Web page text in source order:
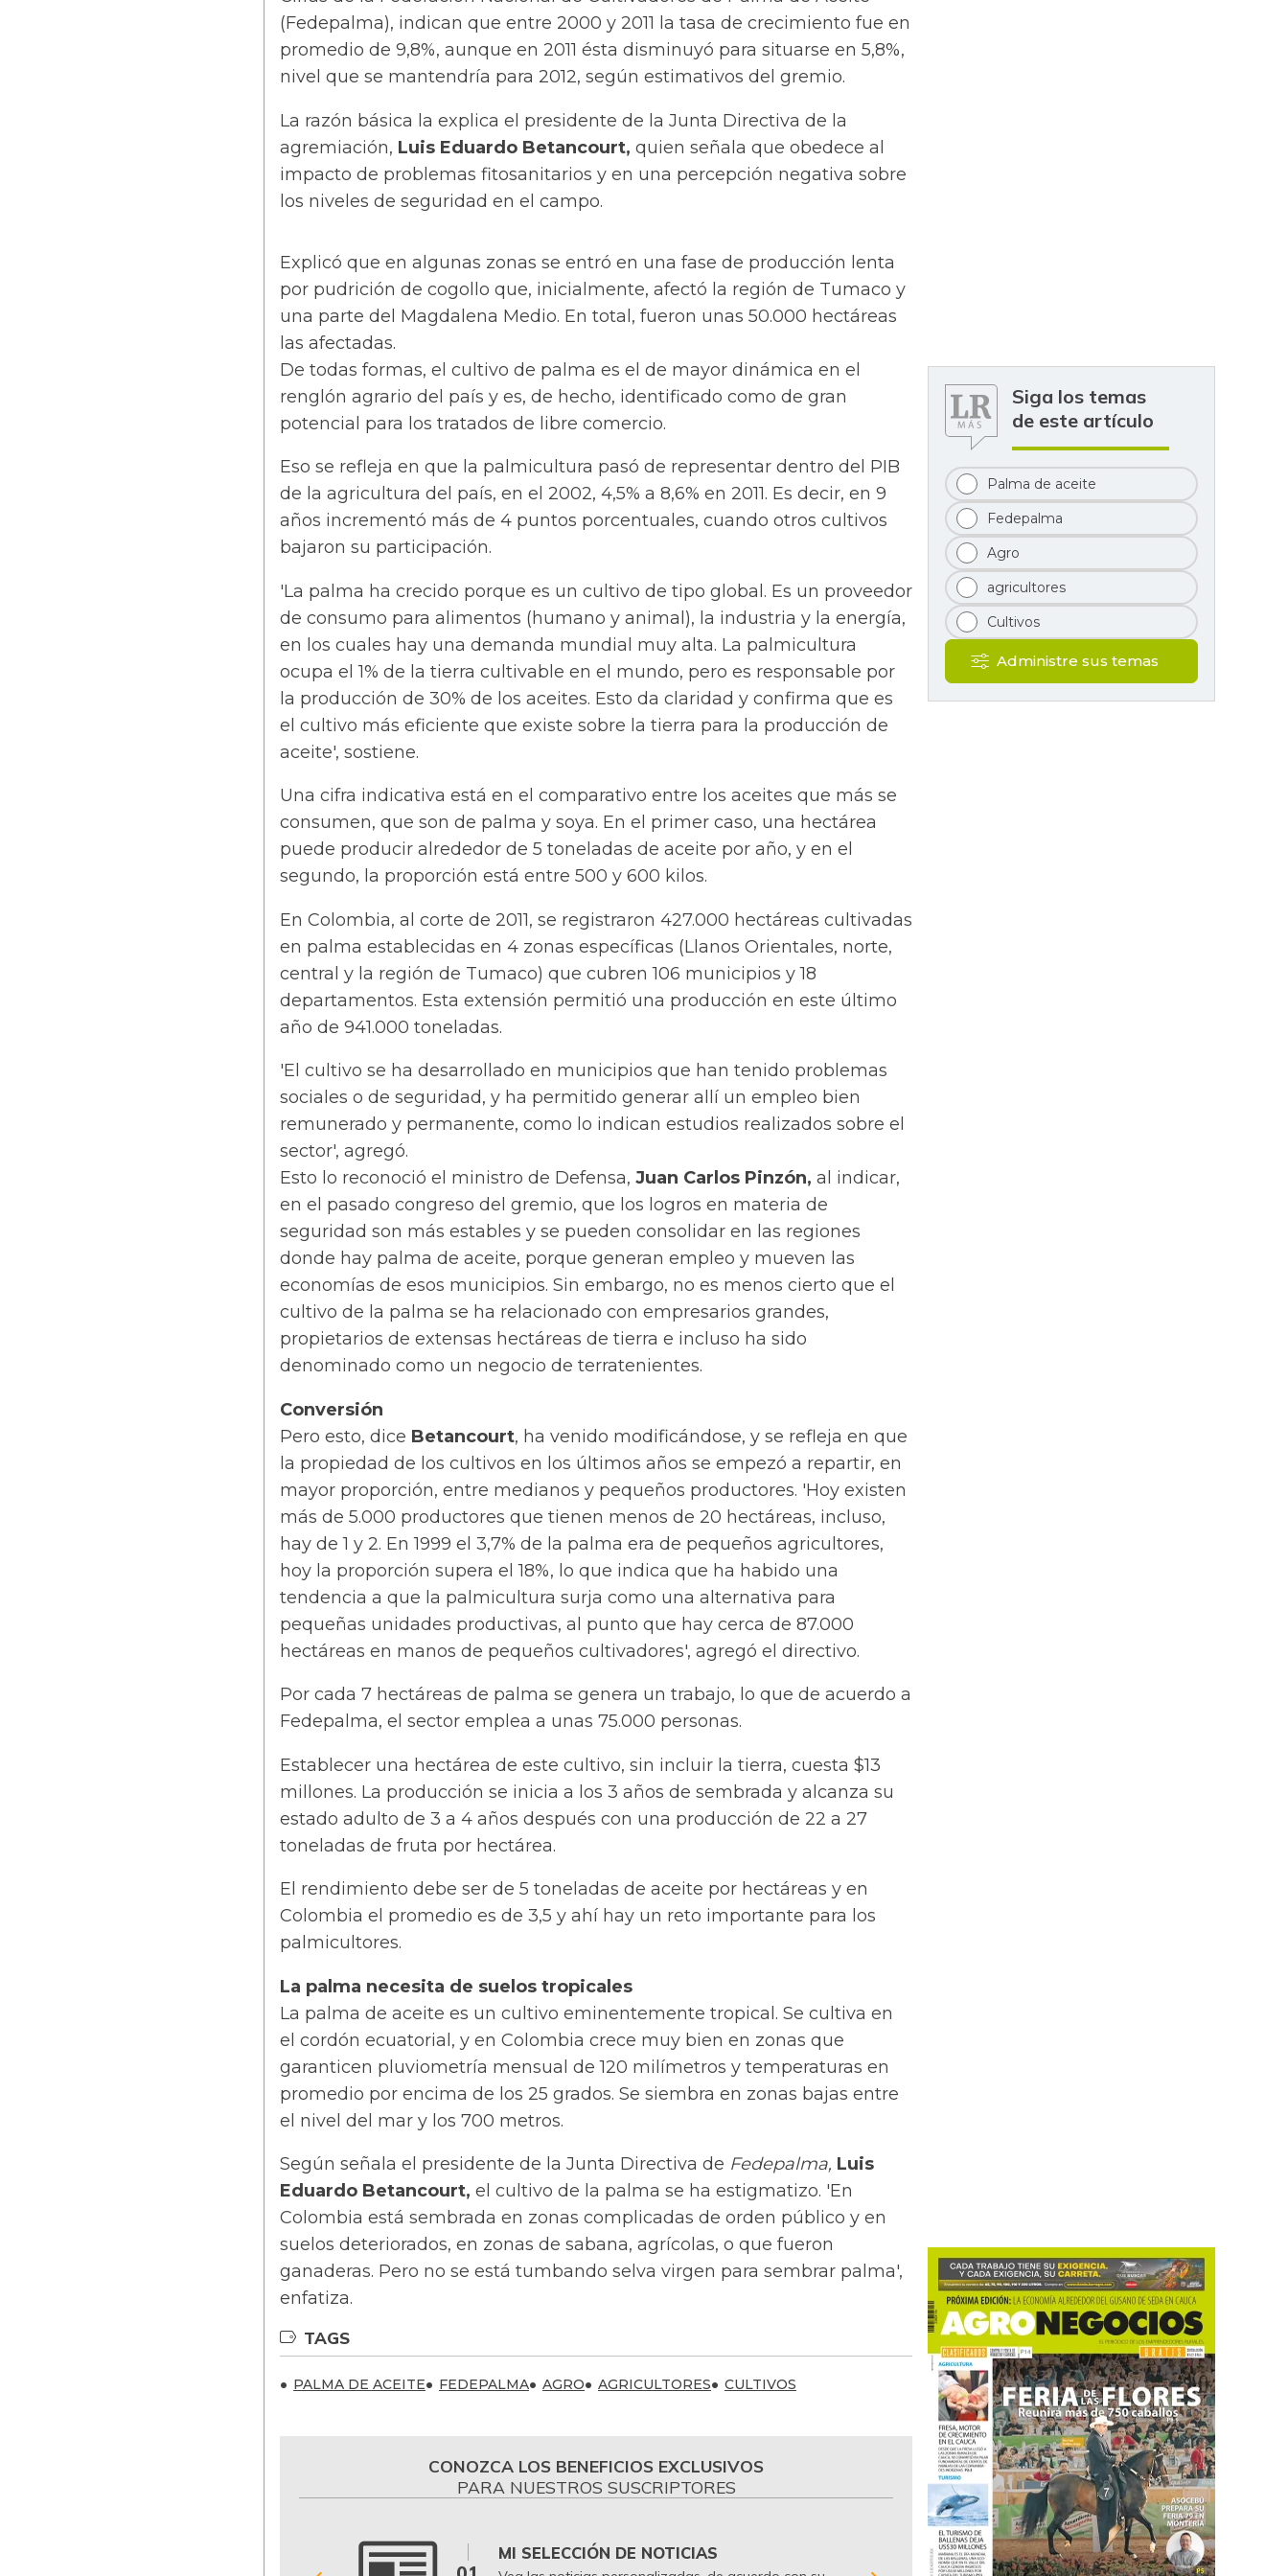
(Fedepalma), indican que entre 2000 y 2011 la tasa de crecimiento fue en
promedio de 9,8%, aunque en 2011 ésta disminuyó para situarse en 5,8%,
nivel que se mantendría para 2012, según estimativos del gremio.
La razón básica la explica el presidente de la Junta Directiva de la
agremiación, Luis Eduardo Betancourt, quien señala que obedece al
impacto de problemas fitosanitarios y en una percepción negativa sobre
los niveles de seguridad en el campo.
Explicó que en algunas zonas se entró en una fase de producción lenta
por pudrición de cogollo que, inicialmente, afectó la región de Tumaco y
una parte del Magdalena Medio. En total, fueron unas 50.000 hectáreas
las afectadas.
De todas formas, el cultivo de palma es el de mayor dinámica en el
renglón agrario del país y es, de hecho, identificado como de gran
potencial para los tratados de libre comercio.
Eso se refleja en que la palmicultura pasó de representar dentro del PIB
de la agricultura del país, en el 2002, 4,5% a 8,6% en 2011. Es decir, en 9
años incrementó más de 4 puntos porcentuales, cuando otros cultivos
bajaron su participación.
'La palma ha crecido porque es un cultivo de tipo global. Es un proveedor
de consumo para alimentos (humano y animal), la industria y la energía,
en los cuales hay una demanda mundial muy alta. La palmicultura
ocupa el 1% de la tierra cultivable en el mundo, pero es responsable por
la producción de 30% de los aceites. Esto da claridad y confirma que es
el cultivo más eficiente que existe sobre la tierra para la producción de
aceite', sostiene.
Una cifra indicativa está en el comparativo entre los aceites que más se
consumen, que son de palma y soya. En el primer caso, una hectárea
puede producir alrededor de 5 toneladas de aceite por año, y en el
segundo, la proporción está entre 500 y 600 kilos.
En Colombia, al corte de 2011, se registraron 427.000 hectáreas cultivadas
en palma establecidas en 4 zonas específicas (Llanos Orientales, norte,
central y la región de Tumaco) que cubren 106 municipios y 18
departamentos. Esta extensión permitió una producción en este último
año de 941.000 toneladas.
'El cultivo se ha desarrollado en municipios que han tenido problemas
sociales o de seguridad, y ha permitido generar allí un empleo bien
remunerado y permanente, como lo indican estudios realizados sobre el
sector', agregó.
Esto lo reconoció el ministro de Defensa, Juan Carlos Pinzón, al indicar,
en el pasado congreso del gremio, que los logros en materia de
seguridad son más estables y se pueden consolidar en las regiones
donde hay palma de aceite, porque generan empleo y mueven las
economías de esos municipios. Sin embargo, no es menos cierto que el
cultivo de la palma se ha relacionado con empresarios grandes,
propietarios de extensas hectáreas de tierra e incluso ha sido
denominado como un negocio de terratenientes.
Conversión
Pero esto, dice Betancourt, ha venido modificándose, y se refleja en que
la propiedad de los cultivos en los últimos años se empezó a repartir, en
mayor proporción, entre medianos y pequeños productores. 'Hoy existen
más de 5.000 productores que tienen menos de 20 hectáreas, incluso,
hay de 1 y 2. En 1999 el 3,7% de la palma era de pequeños agricultores,
hoy la proporción supera el 18%, lo que indica que ha habido una
tendencia a que la palmicultura surja como una alternativa para
pequeñas unidades productivas, al punto que hay cerca de 87.000
hectáreas en manos de pequeños cultivadores', agregó el directivo.
Por cada 7 hectáreas de palma se genera un trabajo, lo que de acuerdo a
Fedepalma, el sector emplea a unas 75.000 personas.
Establecer una hectárea de este cultivo, sin incluir la tierra, cuesta $13
millones. La producción se inicia a los 3 años de sembrada y alcanza su
estado adulto de 3 a 4 años después con una producción de 22 a 27
toneladas de fruta por hectárea.
El rendimiento debe ser de 5 toneladas de aceite por hectáreas y en
Colombia el promedio es de 3,5 y ahí hay un reto importante para los
palmicultores.
La palma necesita de suelos tropicales
La palma de aceite es un cultivo eminentemente tropical. Se cultiva en
el cordón ecuatorial, y en Colombia crece muy bien en zonas que
garanticen pluviometría mensual de 120 milímetros y temperaturas en
promedio por encima de los 25 grados. Se siembra en zonas bajas entre
el nivel del mar y los 700 metros.
Según señala el presidente de la Junta Directiva de Fedepalma, Luis
Eduardo Betancourt, el cultivo de la palma se ha estigmatizo. 'En
Colombia está sembrada en zonas complicadas de orden público y en
suelos deteriorados, en zonas de sabana, agrícolas, o que fueron
ganaderas. Pero no se está tumbando selva virgen para sembrar palma',
enfatiza.
TAGS
PALMA DE ACEITE FEDEPALMA AGRO AGRICULTORES CULTIVOS
CONOZCA LOS BENEFICIOS EXCLUSIVOS
PARA NUESTROS SUSCRIPTORES
MI SELECCIÓN DE NOTICIAS
BITÁCORA EMPRESARIAL 10.000 LR
Recopilación clasificada por sectores
Siga los temas
de este artículo
Palma de aceite
Fedepalma
Agro
agricultores
Cultivos
Administre sus temas